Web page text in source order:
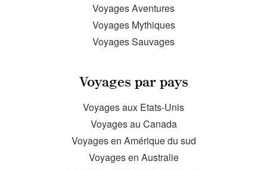
Voyages Aventures
Voyages Mythiques
Voyages Sauvages
Voyages par pays
Voyages aux Etats-Unis
Voyages au Canada
Voyages en Amérique du sud
Voyages en Australie